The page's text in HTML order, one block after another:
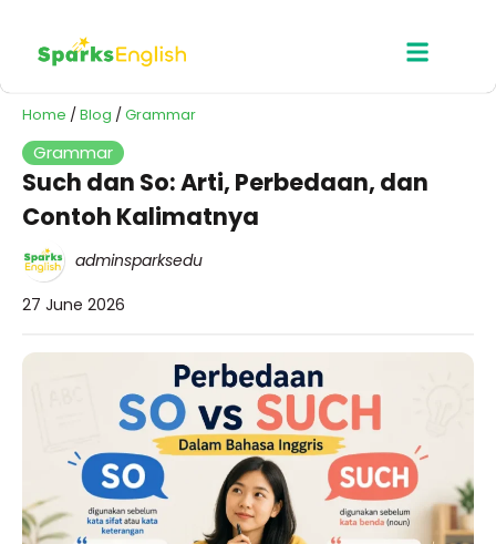
Home /Blog /Grammar
Grammar
Such dan So: Arti, Perbedaan, dan
Contoh Kalimatnya
adminsparksedu
27 June 2026